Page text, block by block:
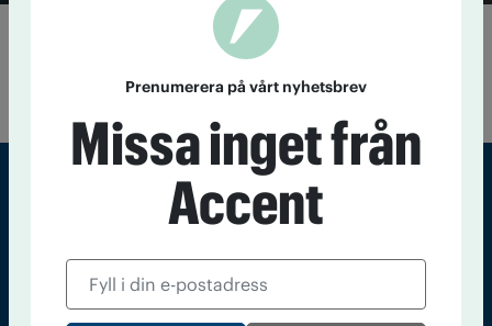
Rolling Stones festar alkoholfritt
Rolling Stones besöker Stockholm – och väljer att
festa utan alkohol.
Sveriges största tidning om droger och nykterhet
Tidningen Accent, A4, Bondegatan 21, 116 33 Stockholm
accent@iogt.se
Prenumerera på vårt nyhetsbrev
Missa inget från
Accent